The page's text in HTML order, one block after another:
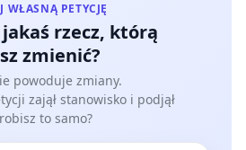
WŁASNĄ PETYCJĘ
rzecz, którą
zmienić?
powoduje zmiany.
zajął stanowisko i podjął
to samo?